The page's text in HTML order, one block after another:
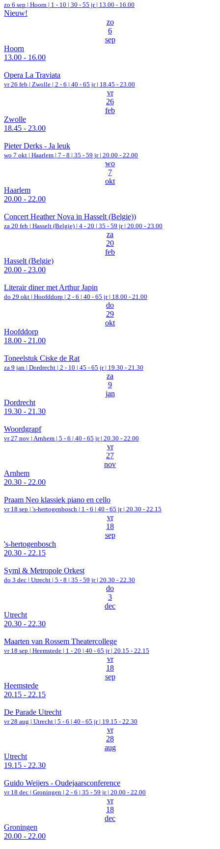
zo 6 sep | Hoorn | 1 - 10 | 30 - 55 jr | 13.00 - 16.00
Nieuw!
zo
6
sep
Hoorn
13.00 - 16.00
Opera La Traviata
vr 26 feb | Zwolle | 2 - 6 | 40 - 65 jr | 18.45 - 23.00
vr
26
feb
Zwolle
18.45 - 23.00
Pieter Derks - Ja leuk
wo 7 okt | Haarlem | 7 - 8 | 35 - 59 jr | 20.00 - 22.00
wo
7
okt
Haarlem
20.00 - 22.00
Concert Heather Nova in Hasselt (Belgie))
za 20 feb | Hasselt (Belgie) | 4 - 20 | 35 - 59 jr | 20.00 - 23.00
za
20
feb
Hasselt (Belgie)
20.00 - 23.00
Literair diner met Arthur Japin
do 29 okt | Hoofddorp | 2 - 6 | 40 - 65 jr | 18.00 - 21.00
do
29
okt
Hoofddorp
18.00 - 21.00
Toneelstuk Ciske de Rat
za 9 jan | Dordrecht | 2 - 10 | 45 - 65 jr | 19.30 - 21.30
za
9
jan
Dordrecht
19.30 - 21.30
Woordgrapf
vr 27 nov | Arnhem | 5 - 6 | 40 - 65 jr | 20.30 - 22.00
vr
27
nov
Arnhem
20.30 - 22.00
Praam Neo klassiek piano en cello
vr 18 sep | 's-hertogenbosch | 1 - 6 | 40 - 65 jr | 20.30 - 22.15
vr
18
sep
's-hertogenbosch
20.30 - 22.15
Syml & Metropole Orkest
do 3 dec | Utrecht | 5 - 8 | 35 - 59 jr | 20.30 - 22.30
do
3
dec
Utrecht
20.30 - 22.30
Maarten van Rossem Theatercollege
vr 18 sep | Heemstede | 1 - 20 | 40 - 65 jr | 20.15 - 22.15
vr
18
sep
Heemstede
20.15 - 22.15
De Parade Utrecht
vr 28 aug | Utrecht | 5 - 6 | 40 - 65 jr | 19.15 - 22.30
vr
28
aug
Utrecht
19.15 - 22.30
Guido Weijers - Oudejaarsconference
vr 18 dec | Groningen | 2 - 6 | 35 - 59 jr | 20.00 - 22.00
vr
18
dec
Groningen
20.00 - 22.00